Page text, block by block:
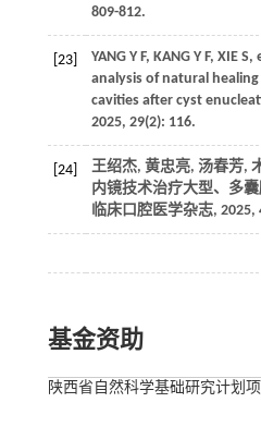
809-812.
[23]
YANG Y F, KANG Y F, XIE
analysis of natural
cavities after cyst
2025, 29(2): 116.
[24]
王绍杰, 黄忠亮, 汤春芳,
内镜技术治疗大型、多
临床口腔医学杂志, 2025,
基金资助
陕西省自然科学基础研究计划项